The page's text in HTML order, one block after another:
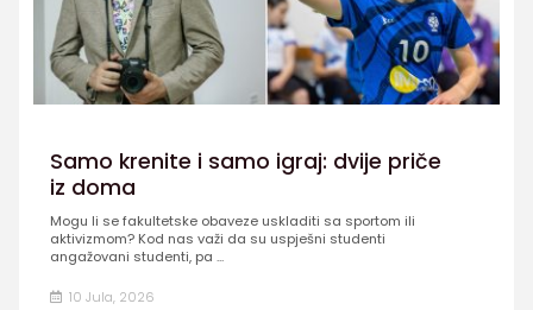
Samo krenite i samo igraj: dvije priče
iz doma
Mogu li se fakultetske obaveze uskladiti sa sportom ili
aktivizmom? Kod nas važi da su uspješni studenti
angažovani studenti, pa ...
10 Jula, 2026